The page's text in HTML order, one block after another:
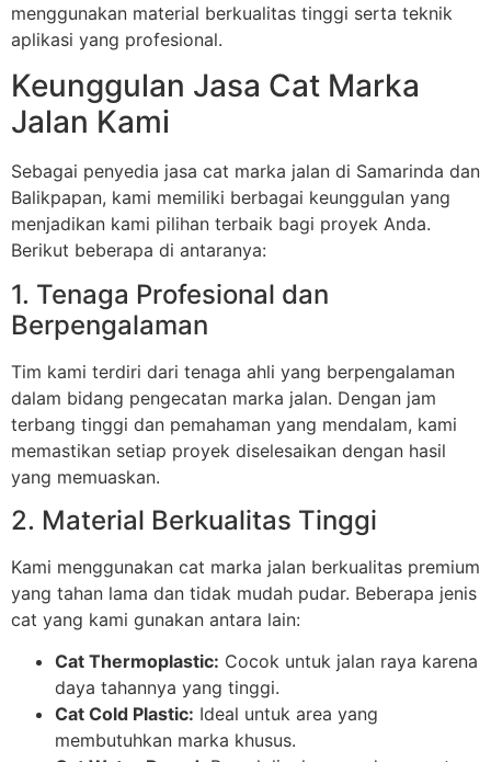
menggunakan material berkualitas tinggi serta teknik
aplikasi yang profesional.
Keunggulan Jasa Cat Marka
Jalan Kami
Sebagai penyedia jasa cat marka jalan di Samarinda dan
Balikpapan, kami memiliki berbagai keunggulan yang
menjadikan kami pilihan terbaik bagi proyek Anda.
Berikut beberapa di antaranya:
1. Tenaga Profesional dan
Berpengalaman
Tim kami terdiri dari tenaga ahli yang berpengalaman
dalam bidang pengecatan marka jalan. Dengan jam
terbang tinggi dan pemahaman yang mendalam, kami
memastikan setiap proyek diselesaikan dengan hasil
yang memuaskan.
2. Material Berkualitas Tinggi
Kami menggunakan cat marka jalan berkualitas premium
yang tahan lama dan tidak mudah pudar. Beberapa jenis
cat yang kami gunakan antara lain:
Cat Thermoplastic: Cocok untuk jalan raya karena
daya tahannya yang tinggi.
Cat Cold Plastic: Ideal untuk area yang
membutuhkan marka khusus.